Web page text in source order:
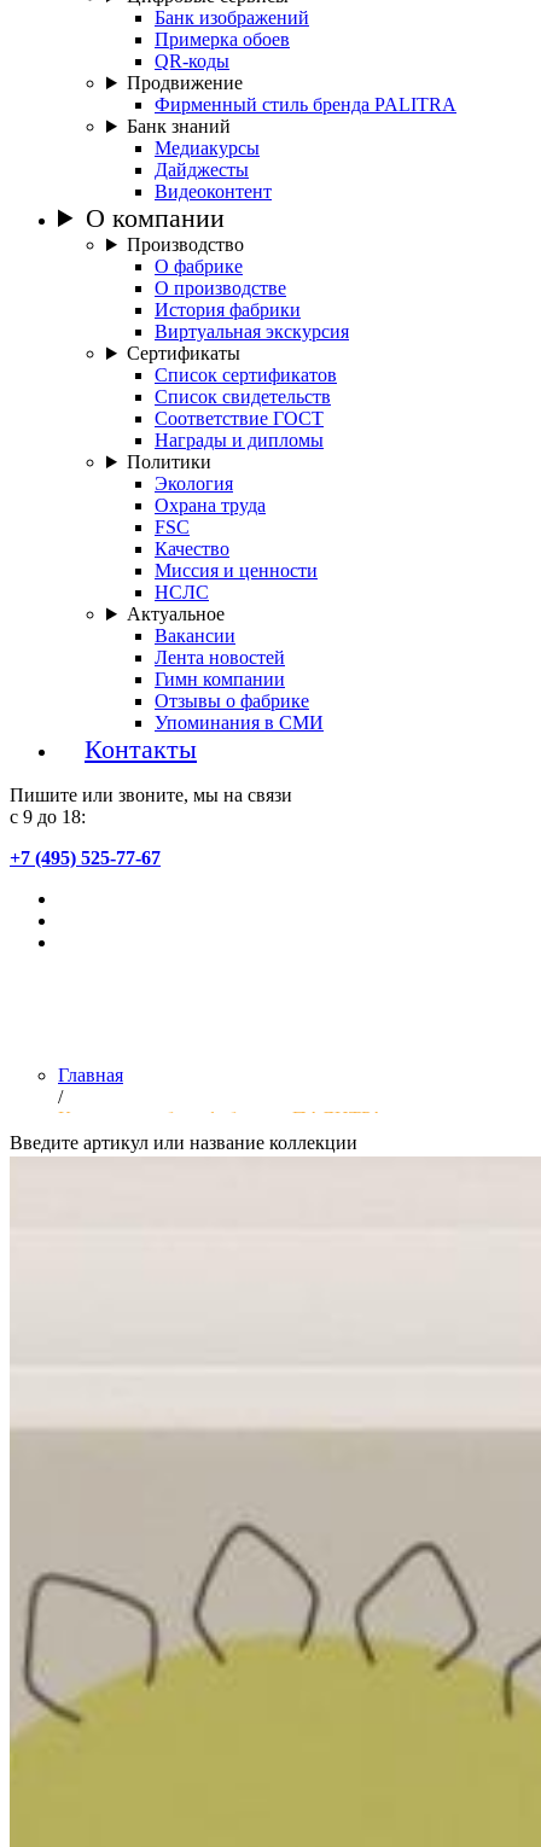
Банк изображений
Примерка обоев
QR-коды
Продвижение
Фирменный стиль бренда PALITRA
Банк знаний
Медиакурсы
Дайджесты
Видеоконтент
О компании
Производство
О фабрике
О производстве
История фабрики
Виртуальная экскурсия
Сертификаты
Список сертификатов
Список свидетельств
Соответствие ГОСТ
Награды и дипломы
Политики
Экология
Охрана труда
FSC
Качество
Миссия и ценности
НСЛС
Актуальное
Вакансии
Лента новостей
Гимн компании
Отзывы о фабрике
Упоминания в СМИ
Контакты
Пишите или звоните, мы на связи
с 9 до 18:
+7 (495) 525-77-67
Главная
/
Коллекции обоев фабрики «ПАЛИТРА»
Введите артикул или название коллекции